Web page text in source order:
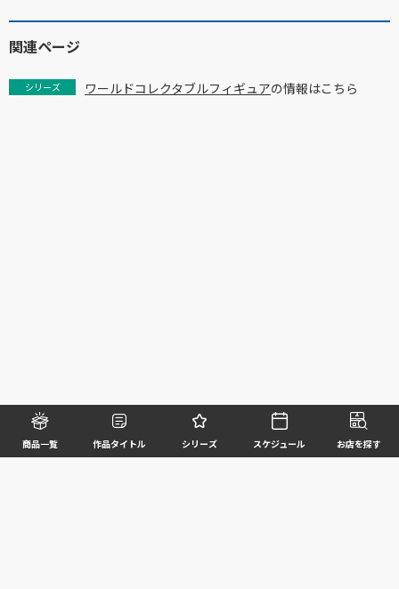
商品一覧 作品タイトル シリーズ スケジュール お店を探す
関連ページ
シリーズ ワールドコレクタブルフィギュアの情報はこちら